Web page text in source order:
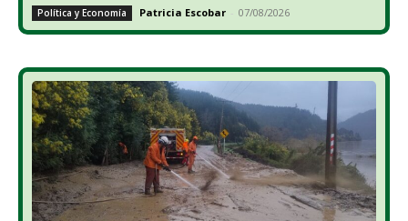
Política y Economía Patricia Escobar - 07/08/2026